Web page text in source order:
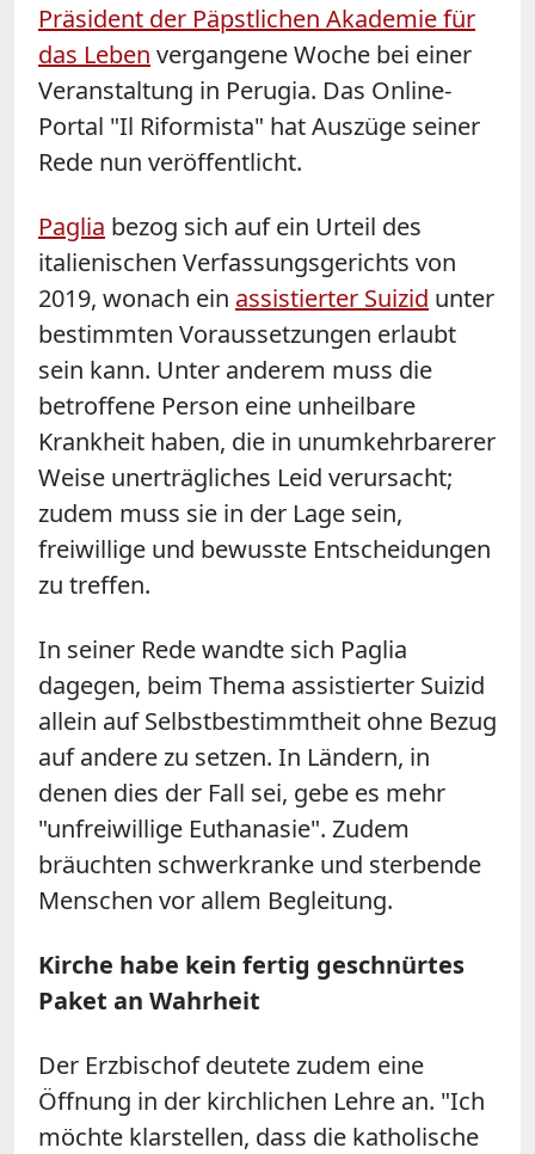
Präsident der Päpstlichen Akademie für
das Leben vergangene Woche bei einer
Veranstaltung in Perugia. Das Online-
Portal "Il Riformista" hat Auszüge seiner
Rede nun veröffentlicht.
Paglia bezog sich auf ein Urteil des
italienischen Verfassungsgerichts von
2019, wonach ein assistierter Suizid unter
bestimmten Voraussetzungen erlaubt
sein kann. Unter anderem muss die
betroffene Person eine unheilbare
Krankheit haben, die in unumkehrbarerer
Weise unerträgliches Leid verursacht;
zudem muss sie in der Lage sein,
freiwillige und bewusste Entscheidungen
zu treffen.
In seiner Rede wandte sich Paglia
dagegen, beim Thema assistierter Suizid
allein auf Selbstbestimmtheit ohne Bezug
auf andere zu setzen. In Ländern, in
denen dies der Fall sei, gebe es mehr
"unfreiwillige Euthanasie". Zudem
bräuchten schwerkranke und sterbende
Menschen vor allem Begleitung.
Kirche habe kein fertig geschnürtes
Paket an Wahrheit
Der Erzbischof deutete zudem eine
Öffnung in der kirchlichen Lehre an. "Ich
möchte klarstellen, dass die katholische